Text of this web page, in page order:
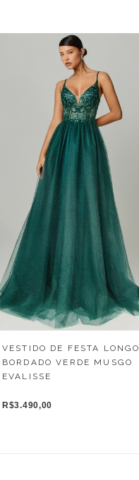
VESTIDO DE FESTA LONGO
BORDADO VERDE MUSGO
EVALISSE
R$3.490,00